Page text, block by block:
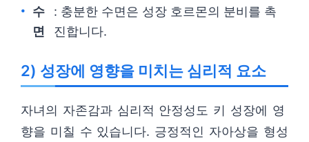
수
면
: 충분한 수면은 성장 호르몬의 분비를 촉
진합니다.
2) 성장에 영향을 미치는 심리적 요소
자녀의 자존감과 심리적 안정성도 키 성장에 영
향을 미칠 수 있습니다. 긍정적인 자아상을 형성